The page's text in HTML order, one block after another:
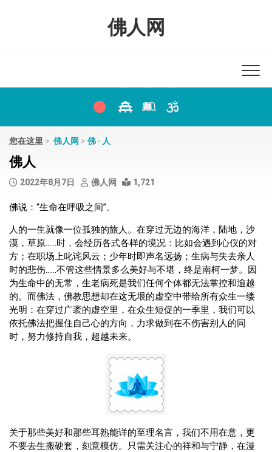
佛人网
您在这里 > 佛人网 > 佛 · 人
佛人
2022年8月7日 佛人网 1,721
佛说：“生命在呼吸之间”。
人的一生就像一位孤独的旅人。在穿过无边的海洋，陆地，沙
漠，草原……时，会经历各式各样的境况：比如会遇到心仪的对
方；在职场上叱诧风云；少年时即声名远扬；生病与失去亲人
时的悲伤……不管这些情景多么美好与不堪，终是南柯一梦。因
为生命中的无常，生老病死是我们任何个体都无法掌控和逾越
的。而佛法，佛教思想却在这无垠的虚空中带给所有众生一缕
光明：在穿过广袤的虚空里，在众生短促的一季里，我们可以
依托佛法把握住自己心的方向，力求做到在不伤害别人的同
时，努力修持自我，超越未来。
关于那些美好和那些耳熟能详的至理名言，我们不用在意，更
不要去生搬硬套，刻意模仿。只需关注心的祥和与宁静，在漫